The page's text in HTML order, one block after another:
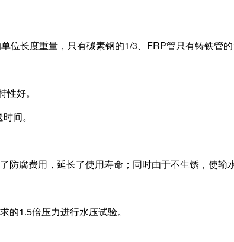
长度重量，只有碳素钢的1/3、FRP管只有铸铁管
好。
间。
腐费用，延长了使用寿命；同时由于不生锈，使输
1.5倍压力进行水压试验。